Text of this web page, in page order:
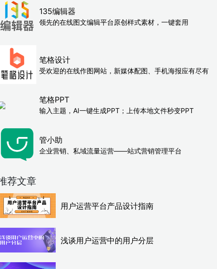
135编辑器
领先的在线图文编辑平台原创样式素材，一键套用
笔格设计
受欢迎的在线作图网站，新媒体配图、手机海报应有尽有
笔格PPT
输入主题，AI一键生成PPT；上传本地文件秒变PPT
管小助
企业营销、私域流量运营——站式营销管理平台
荐文章
用户运营平台产品设计指南
浅谈用户运营中的用户分层